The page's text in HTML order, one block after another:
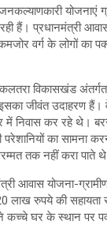
योजनाएं
हैं। प्रधानमंत्री
वर्ग के लोगों का
विकासखंड अंतर्गत
इसका जीवंत उदाहरण
निवास कर रहे थे।
का सामना
तक नहीं करा पाते
आवास योजना-
रुपये की सहायता
कच्चे घर के स्थान पर